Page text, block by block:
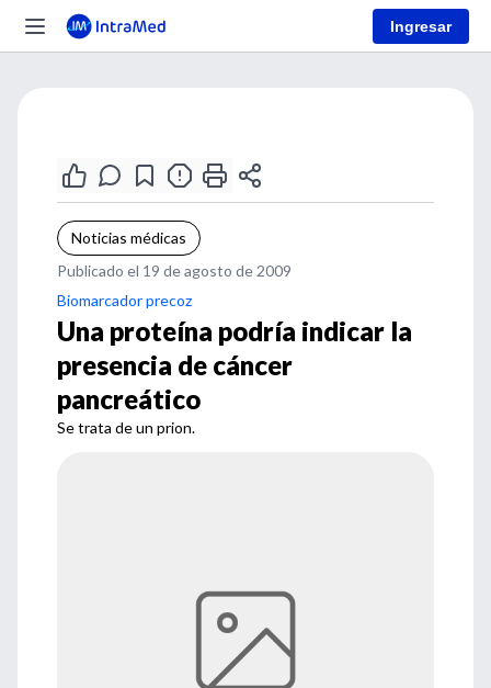
Ingresar
Noticias médicas
Publicado el 19 de agosto de 2009
Biomarcador precoz
Una proteína podría indicar la
presencia de cáncer
pancreático
Se trata de un prion.